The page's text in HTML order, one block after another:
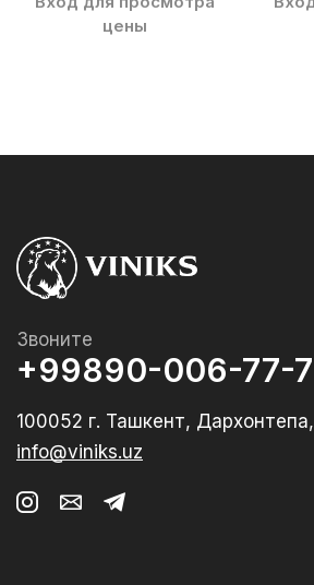
цены
Звоните
+99890-006-77-
100052 г. Ташкент,
info@viniks.uz